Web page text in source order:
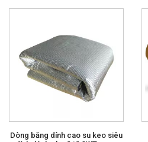
Dòng băng dính cao su keo siêu